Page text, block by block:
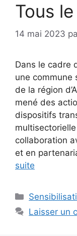
Tous
14 mai 2023
Dans le cadre
une
de la région
mené des
dispositifs
collaboration
et en
suite
Catégories
Laisser un